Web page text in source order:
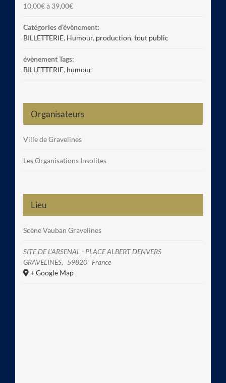
10,00€ à 39,00€
Catégories d’évènement:
BILLETTERIE, Humour, production, tout public
évènement Tags:
BILLETTERIE, humour
Organisateurs
Ville de Gravelines
Les Organisations Insolites
Lieu
Scène Vauban Gravelines
SITE DE L'ARSENAL - PLACE ALBERT DENVERS
GRAVELINES, 59820 France
+ Google Map